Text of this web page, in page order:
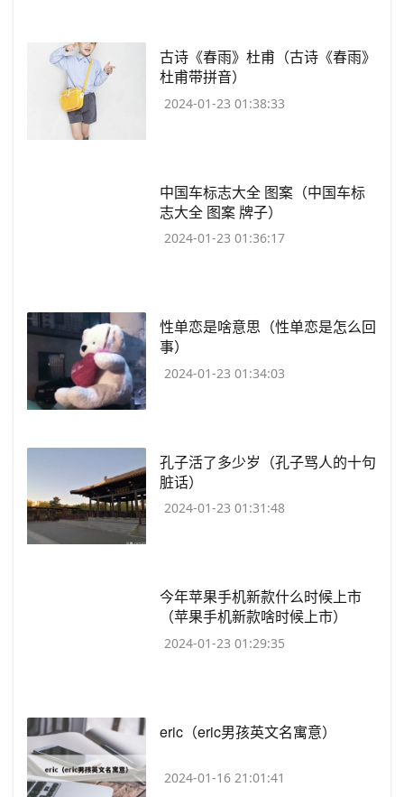
​古诗《春雨》杜甫（古诗《春雨》
杜甫带拼音）
2024-01-23 01:38:33
​中国车标志大全 图案（中国车标
志大全 图案 牌子）
2024-01-23 01:36:17
​性单恋是啥意思（性单恋是怎么回
事）
2024-01-23 01:34:03
​孔子活了多少岁（孔子骂人的十句
脏话）
2024-01-23 01:31:48
​今年苹果手机新款什么时候上市
（苹果手机新款啥时候上市）
2024-01-23 01:29:35
​eric（eric男孩英文名寓意）
2024-01-16 21:01:41